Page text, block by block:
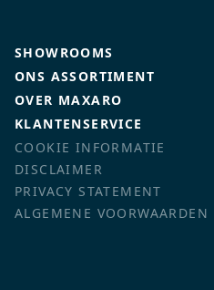
SHOWROOMS
ONS ASSORTIMENT
OVER MAXARO
KLANTENSERVICE
COOKIE INFORMATIE
DISCLAIMER
PRIVACY STATEMENT
ALGEMENE VOORWAARDEN